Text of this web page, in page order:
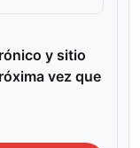
y sitio
vez que